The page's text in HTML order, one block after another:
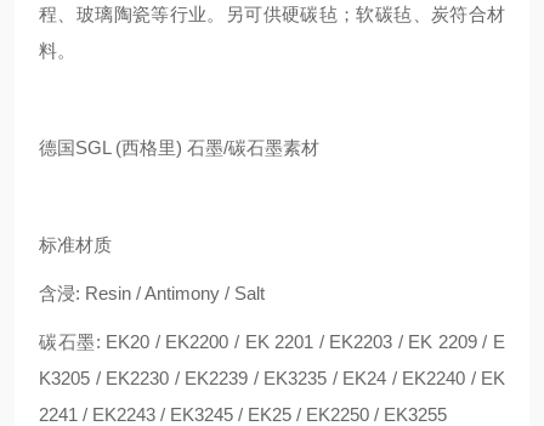
程、玻璃陶瓷等行业。另可供硬碳毡；软碳毡、炭符合材
料。
德国SGL (西格里) 石墨/碳石墨素材
标准材质
含浸: Resin / Antimony / Salt
碳石墨: EK20 / EK2200 / EK 2201 / EK2203 / EK 2209 / E
K3205 / EK2230 / EK2239 / EK3235 / EK24 / EK2240 / EK
2241 / EK2243 / EK3245 / EK25 / EK2250 / EK3255